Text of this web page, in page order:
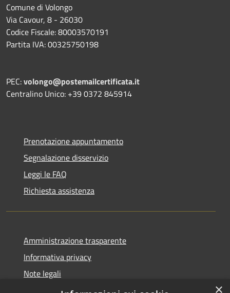
Comune di Volongo
Via Cavour, 8 - 26030
Codice Fiscale: 80003570191
Partita IVA: 00325750198
PEC:volongo@postemailcertificata.it
Centralino Unico: +39 0372 845914
Prenotazione appuntamento
Segnalazione disservizio
Leggi le FAQ
Richiesta assistenza
Amministrazione trasparente
Informativa privacy
Note legali
Dichiarazione di accessibilità
×